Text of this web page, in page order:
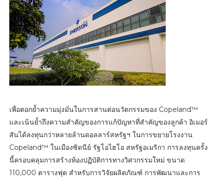
เพื่อตอกย้ำความมุ่งมั่นในการสานต่อนวัตกรรมของ Copeland™
และเน้นย้ำถึงความสำคัญของการแก้ปัญหาที่สำคัญของลูกค้า อิเมอร์
สันได้ลงทุนกว่าหลายล้านดอลลาร์สหรัฐฯ ในการขยายโรงงาน
Copeland™ ในเมืองซิดนีย์ รัฐโอไฮโอ สหรัฐอเมริกา การลงทุนครั้ง
นี้ครอบคลุมการสร้างห้องปฏิบัติการทางวิศวกรรมใหม่ ขนาด
110,000 ตารางฟุต สำหรับการวิจัยผลิตภัณฑ์ การพัฒนาและการ